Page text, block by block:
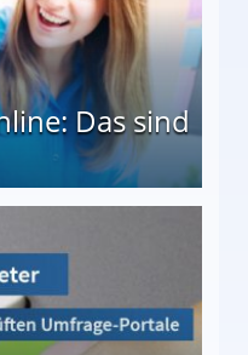
Das sind